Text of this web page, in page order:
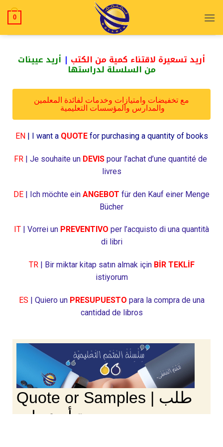
0
أريد تسعيرة لاقتناء كمية من الكتب | أريد عيينات
من السلسلة لدراستها
مع تخفيضات وامتيازات وخدمات لفائدة المعلمين
والمدارس والمؤسسات التعليمية
EN| I want a QUOTE for purchasing a quantity of books
FR | Je souhaite un DEVIS pour l’achat d’une quantité de
livres
DE | Ich möchte ein ANGEBOT für den Kauf einer Menge
Bücher
IT | Vorrei un PREVENTIVO per l’acquisto di una quantità
di libri
TR| Bir miktar kitap satın almak için BİR TEKLİF
istiyorum
ES | Quiero un PRESUPUESTO para la compra de una
cantidad de libros